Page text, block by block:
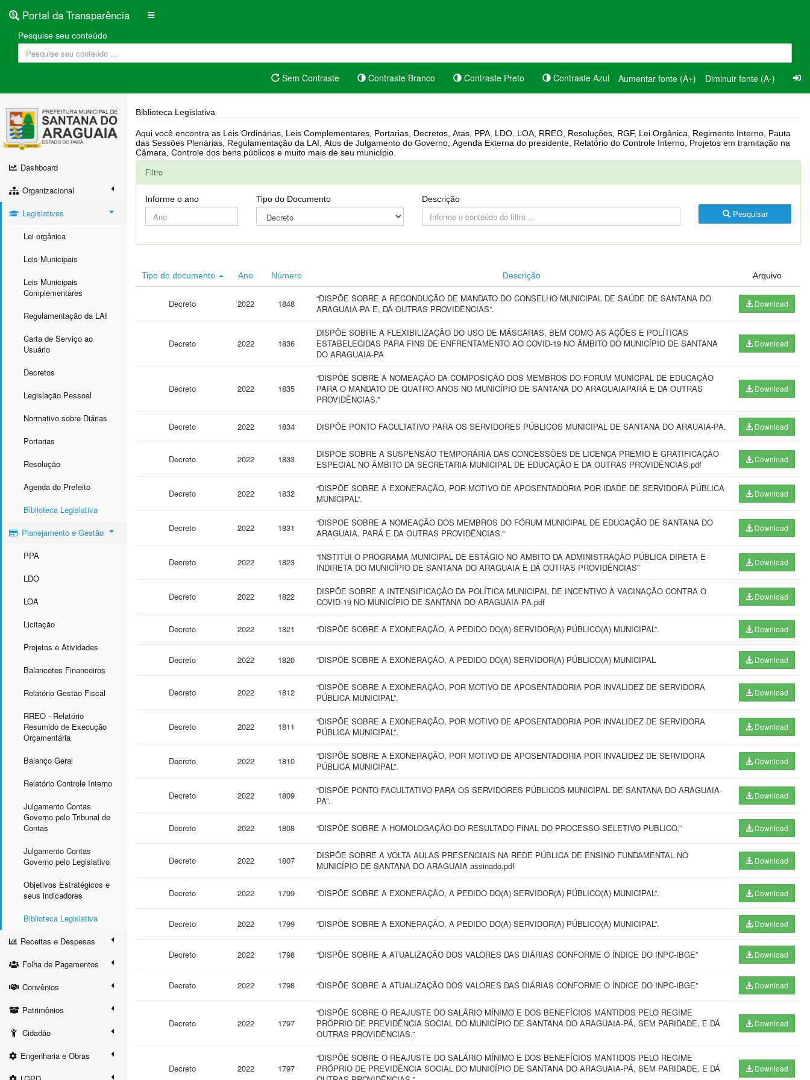
Portal da Transparência
Pesquise seu conteúdo
Sem Contraste Contraste Branco Contraste Preto Contraste Azul Aumentar fonte (A+) Diminuir fonte (A-)
Dashboard
Organizacional
Legislativos
Lei orgânica
Leis Municipais
Leis Municipais
Complementares
Regulamentação da LAI
Carta de Serviço ao
Usuário
Decretos
Legislação Pessoal
Normativo sobre Diárias
Portarias
Resolução
Agenda do Prefeito
Biblioteca Legislativa
Planejamento e Gestão
PPA
LDO
LOA
Licitação
Projetos e Atividades
Balancetes Financeiros
Relatório Gestão Fiscal
RREO - Relatório
Resumido de Execução
Orçamentária
Balanço Geral
Relatório Controle Interno
Julgamento Contas
Governo pelo Tribunal de
Contas
Julgamento Contas
Governo pelo Legislativo
Objetivos Estratégicos e
seus indicadores
Biblioteca Legislativa
Receitas e Despesas
Folha de Pagamentos
Convênios
Patrimônios
Cidadão
Engenharia e Obras
Biblioteca Legislativa
Aqui você encontra as Leis Ordinárias, Leis Complementares, Portarias, Decretos, Atas, PPA, LDO, LOA, RREO, Resoluções, RGF, Lei Orgânica, Regimento Interno, Pauta
das Sessões Plenárias, Regulamentação da LAI, Atos de Julgamento do Governo, Agenda Externa do presidente, Relatório do Controle Interno, Projetos em tramitação na
Câmara, Controle dos bens públicos e muito mais de seu município.
Filtro
Informe o ano Tipo do Documento Descrição
Pesquisar
Tipo do documento Ano Número Descrição Arquivo
Decreto 2022 1848
“DISPÕE SOBRE A RECONDUÇÃO DE MANDATO DO CONSELHO MUNICIPAL DE SAÚDE DE SANTANA DO
ARAGUAIA-PA E, DÁ OUTRAS PROVIDÊNCIAS”.
Download
Decreto 2022 1836
DISPÕE SOBRE A FLEXIBILIZAÇÃO DO USO DE MÁSCARAS, BEM COMO AS AÇÕES E POLÍTICAS
ESTABELECIDAS PARA FINS DE ENFRENTAMENTO AO COVID-19 NO ÂMBITO DO MUNICÍPIO DE SANTANA
DO ARAGUAIA-PA
Download
Decreto 2022 1835
“DISPÕE SOBRE A NOMEAÇÃO DA COMPOSIÇÃO DOS MEMBROS DO FORUM MUNICPAL DE EDUCAÇÃO
PARA O MANDATO DE QUATRO ANOS NO MUNICÍPIO DE SANTANA DO ARAGUAIAPARÁ E DA OUTRAS
PROVIDÊNCIAS.”
Download
Decreto 2022 1834 DISPÕE PONTO FACULTATIVO PARA OS SERVIDORES PÚBLICOS MUNICIPAL DE SANTANA DO ARAUAIA-PA. Download
Decreto 2022 1833
DISPOE SOBRE A SUSPENSÃO TEMPORÁRIA DAS CONCESSÕES DE LICENÇA PRÊMIO E GRATIFICAÇÃO
ESPECIAL NO ÂMBITO DA SECRETARIA MUNICIPAL DE EDUCAÇÃO E DA OUTRAS PROVIDÊNCIAS.pdf
Download
Decreto 2022 1832
“DISPÕE SOBRE A EXONERAÇÃO, POR MOTIVO DE APOSENTADORIA POR IDADE DE SERVIDORA PÚBLICA
MUNICIPAL”.
Download
Decreto 2022 1831
“DISPOE SOBRE A NOMEAÇÃO DOS MEMBROS DO FÓRUM MUNICIPAL DE EDUCAÇÃO DE SANTANA DO
ARAGUAIA, PARÁ E DA OUTRAS PROVIDÊNCIAS.”
Download
Decreto 2022 1823
“INSTITUI O PROGRAMA MUNICIPAL DE ESTÁGIO NO ÂMBITO DA ADMINISTRAÇÃO PÚBLICA DIRETA E
INDIRETA DO MUNICÍPIO DE SANTANA DO ARAGUAIA E DÁ OUTRAS PROVIDÊNCIAS”
Download
Decreto 2022 1822
DISPÕE SOBRE A INTENSIFICAÇÃO DA POLÍTICA MUNICIPAL DE INCENTIVO À VACINAÇÃO CONTRA O
COVID-19 NO MUNICÍPIO DE SANTANA DO ARAGUAIA-PA.pdf
Download
Decreto 2022 1821 “DISPÕE SOBRE A EXONERAÇÃO, A PEDIDO DO(A) SERVIDOR(A) PÚBLICO(A) MUNICIPAL”. Download
Decreto 2022 1820 “DISPÕE SOBRE A EXONERAÇÃO, A PEDIDO DO(A) SERVIDOR(A) PÚBLICO(A) MUNICIPAL Download
Decreto 2022 1812
“DISPÕE SOBRE A EXONERAÇÃO, POR MOTIVO DE APOSENTADORIA POR INVALIDEZ DE SERVIDORA
PÚBLICA MUNICIPAL”.
Download
Decreto 2022 1811
“DISPÕE SOBRE A EXONERAÇÃO, POR MOTIVO DE APOSENTADORIA POR INVALIDEZ DE SERVIDORA
PÚBLICA MUNICIPAL”.
Download
Decreto 2022 1810
“DISPÕE SOBRE A EXONERAÇÃO, POR MOTIVO DE APOSENTADORIA POR INVALIDEZ DE SERVIDORA
PÚBLICA MUNICIPAL”.
Download
Decreto 2022 1809
“DISPÕE PONTO FACULTATIVO PARA OS SERVIDORES PÚBLICOS MUNICIPAL DE SANTANA DO ARAGUAIA-
PA”.
Download
Decreto 2022 1808 “DISPÕE SOBRE A HOMOLOGAÇÃO DO RESULTADO FINAL DO PROCESSO SELETIVO PUBLICO.” Download
Decreto 2022 1807
DISPÕE SOBRE A VOLTA AULAS PRESENCIAIS NA REDE PÚBLICA DE ENSINO FUNDAMENTAL NO
MUNICÍPIO DE SANTANA DO ARAGUAIA assinado.pdf
Download
Decreto 2022 1799 “DISPÕE SOBRE A EXONERAÇÃO, A PEDIDO DO(A) SERVIDOR(A) PÚBLICO(A) MUNICIPAL”. Download
Decreto 2022 1799 “DISPÕE SOBRE A EXONERAÇÃO, A PEDIDO DO(A) SERVIDOR(A) PÚBLICO(A) MUNICIPAL”. Download
Decreto 2022 1798 “DISPÕE SOBRE A ATUALIZAÇÃO DOS VALORES DAS DIÁRIAS CONFORME O ÍNDICE DO INPC-IBGE” Download
Decreto 2022 1798 “DISPÕE SOBRE A ATUALIZAÇÃO DOS VALORES DAS DIÁRIAS CONFORME O ÍNDICE DO INPC-IBGE” Download
Decreto 2022 1797
“DISPÕE SOBRE O REAJUSTE DO SALÁRIO MÍNIMO E DOS BENEFÍCIOS MANTIDOS PELO REGIME
PRÓPRIO DE PREVIDÊNCIA SOCIAL DO MUNICÍPIO DE SANTANA DO ARAGUAIA-PÁ, SEM PARIDADE, E DÁ
OUTRAS PROVIDÊNCIAS.”
Download
Decreto 2022 1797
“DISPÕE SOBRE O REAJUSTE DO SALÁRIO MÍNIMO E DOS BENEFÍCIOS MANTIDOS PELO REGIME
PRÓPRIO DE PREVIDÊNCIA SOCIAL DO MUNICÍPIO DE SANTANA DO ARAGUAIA-PÁ, SEM PARIDADE, E DÁ
Download